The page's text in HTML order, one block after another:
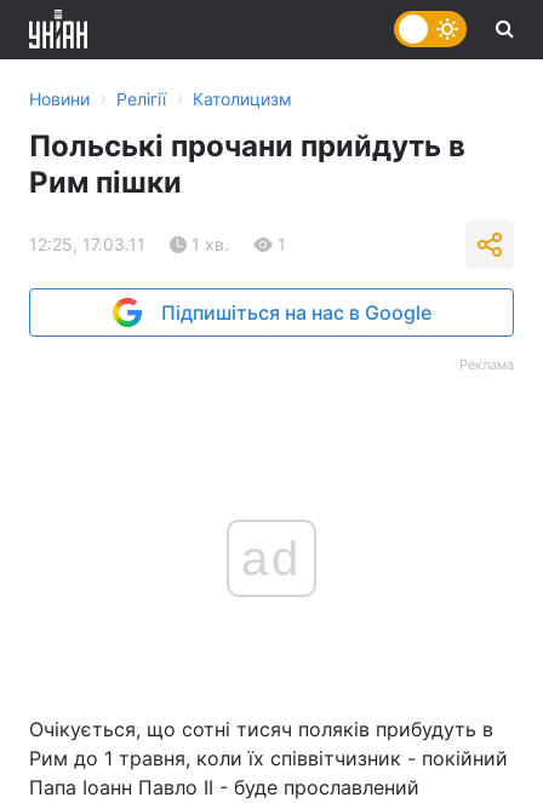
Новини › Релігії › Католицизм
Польські прочани прийдуть в
Рим пішки
12:25, 17.03.11 1 хв. 1
Підпишіться на нас в Google
Реклама
ad
Очікується, що сотні тисяч поляків прибудуть в
Рим до 1 травня, коли їх співвітчизник - покійний
Папа Іоанн Павло II - буде прославлений